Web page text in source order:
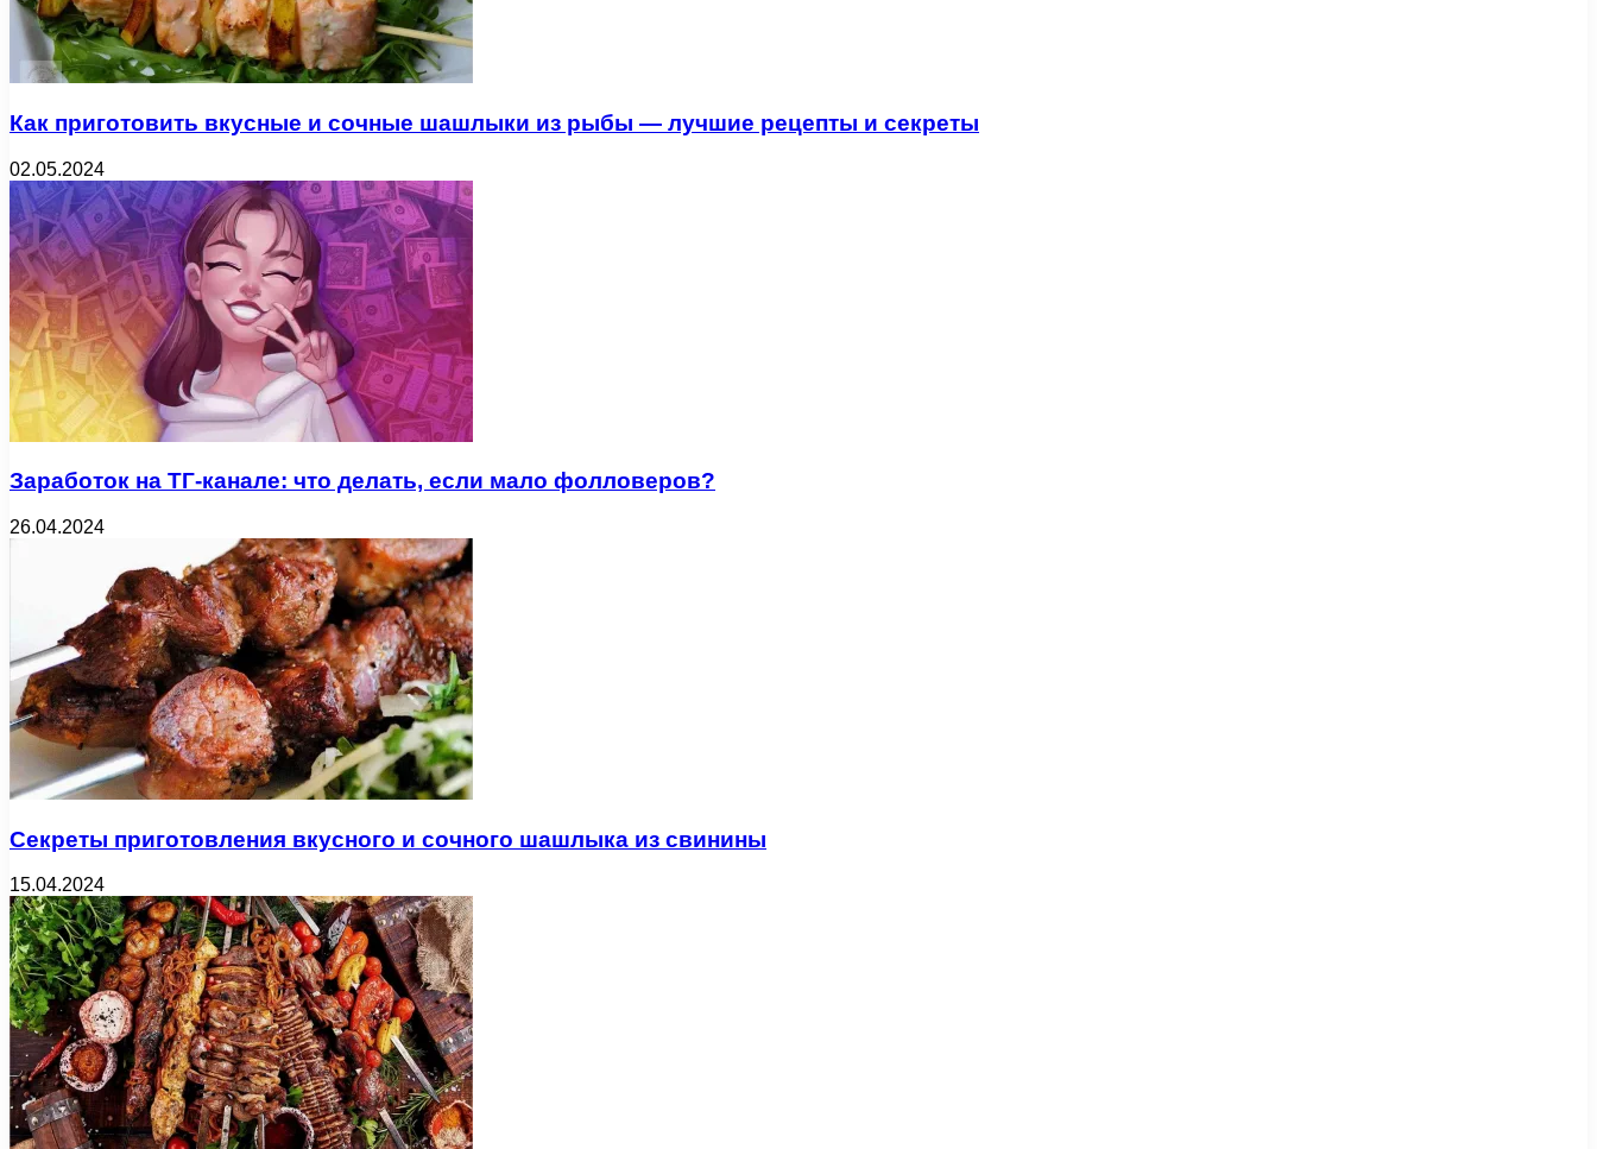
Как приготовить вкусные и сочные шашлыки из рыбы — лучшие рецепты и секреты
02.05.2024
Заработок на ТГ-канале: что делать, если мало фолловеров?
26.04.2024
Секреты приготовления вкусного и сочного шашлыка из свинины
15.04.2024